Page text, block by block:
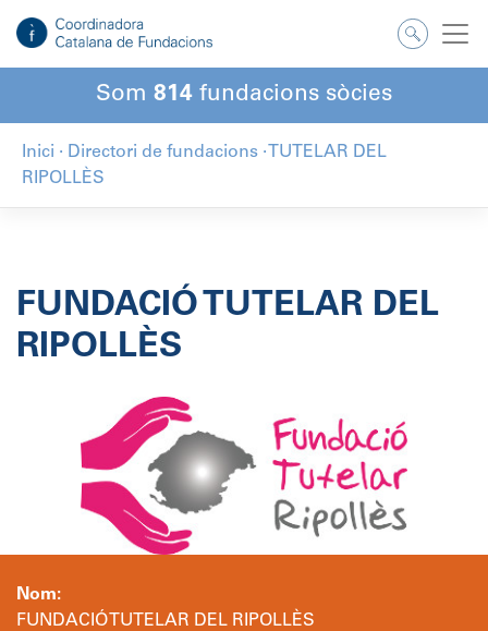
contingut
Som 814 fundacions sòcies
Inici · Directori de fundacions ·
TUTELAR DEL
RIPOLLÈS
FUNDACIÓ TUTELAR DEL
RIPOLLÈS
Nom:
FUNDACIÓ TUTELAR DEL RIPOLLÈS